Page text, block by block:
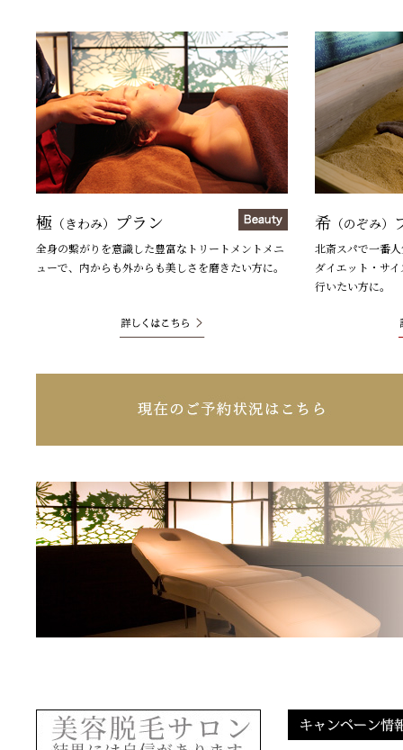
極 （きわみ） プラン
全身の繋がりを意識した豊富なトリートメントメニ
ューで、内からも外からも美しさを磨きたい方に。
希 （のぞみ）
北斎スパで一番
ダイエット・サ
行いたい方に。